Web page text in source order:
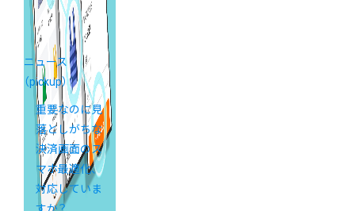
ニュース
（pickup）
重要なのに見
落としがちな
決済画面のス
マホ最適化、
対応していま